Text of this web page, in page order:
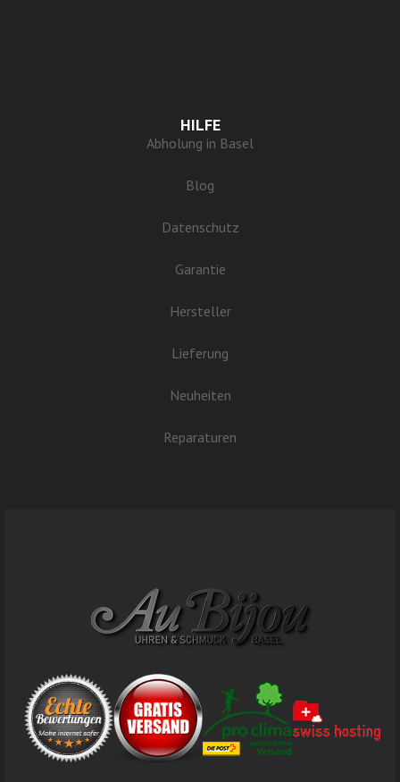
HILFE
Abholung in Basel
Blog
Datenschutz
Garantie
Hersteller
Lieferung
Neuheiten
Reparaturen